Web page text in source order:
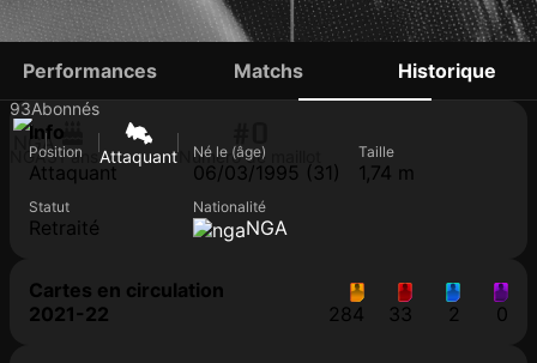
AMINU UMAR
93Abonnés
NGA31 ans Attaquant Numéro de maillot
Performances Matchs Historique
Info
Position
Attaquant
Né le (âge)
06/03/1995 (31)
Taille
1,74 m
Statut
Retraité
Nationalité
NGA
Cartes en circulation
2021-22
284 33 2 0